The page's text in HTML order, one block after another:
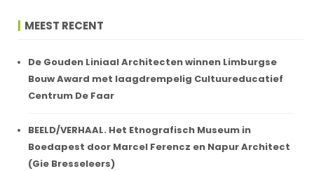
MEEST RECENT
De Gouden Liniaal Architecten winnen Limburgse
Bouw Award met laagdrempelig Cultuureducatief
Centrum De Faar
BEELD/VERHAAL. Het Etnografisch Museum in
Boedapest door Marcel Ferencz en Napur Architect
(Gie Bresseleers)